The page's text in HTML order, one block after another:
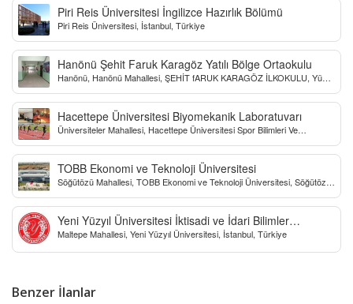
Piri Reis Üniversitesi İngilizce Hazırlık Bölümü
Piri Reis Üniversitesi, İstanbul, Türkiye
Hanönü Şehit Faruk Karagöz Yatılı Bölge Ortaokulu
Hanönü, Hanönü Mahallesi, ŞEHİT fARUK KARAGÖZ İLKOKULU, Yücel
Hacettepe Üniversitesi Biyomekanik Laboratuvarı
Üniversiteler Mahallesi, Hacettepe Üniversitesi Spor Bilimleri Ve
TOBB Ekonomi ve Teknoloji Üniversitesi
Söğütözü Mahallesi, TOBB Ekonomi ve Teknoloji Üniversitesi, Söğütözü
Yeni Yüzyıl Üniversitesi İktisadi ve İdari Bilimler
Fakültesi
Maltepe Mahallesi, Yeni Yüzyıl Üniversitesi, İstanbul, Türkiye
Benzer İlanlar